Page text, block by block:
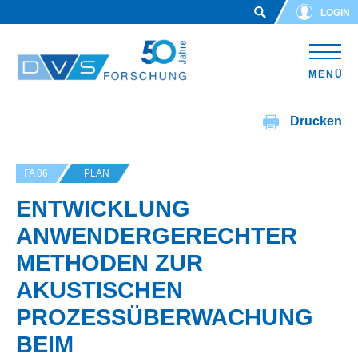
LOGIN
MENÜ
Drucken
FA 06 PLAN
ENTWICKLUNG
ANWENDERGERECHTER
METHODEN ZUR
AKUSTISCHEN
PROZESSÜBERWACHUNG
BEIM